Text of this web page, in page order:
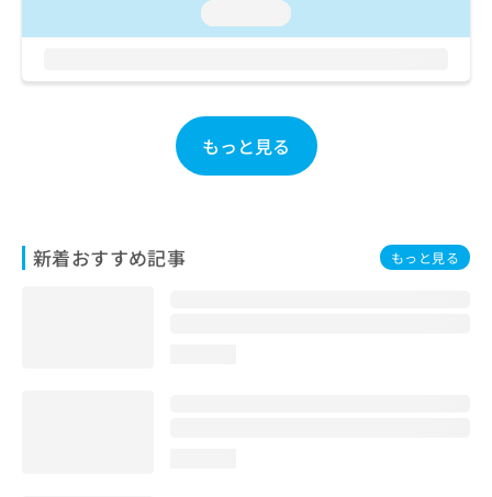
もっと見る
新着おすすめ記事 もっと見る
問
合